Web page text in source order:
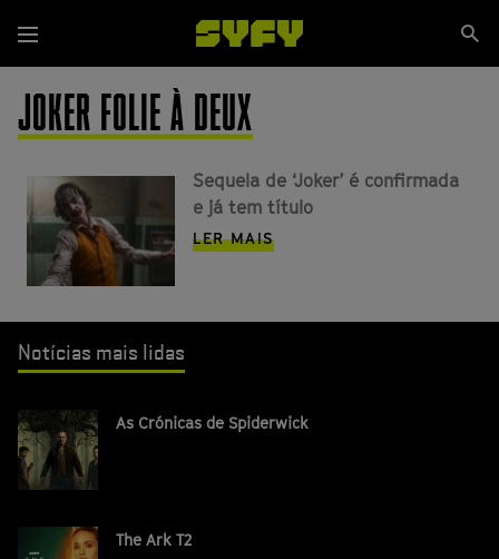
para
o
conteúdo
principal
Menu
JOKER FOLIE À DEUX
Sequela de ‘Joker’ é confirmada
e já tem título
LER MAIS
Notícias mais lidas
As Crónicas de Spiderwick
The Ark T2